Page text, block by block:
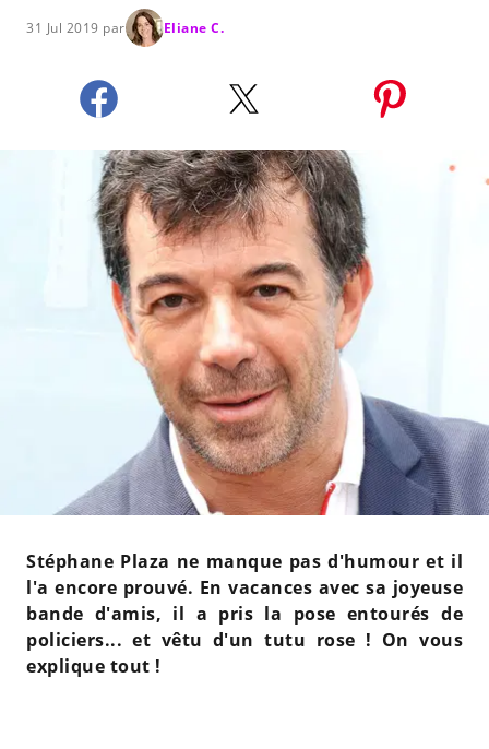
31 Jul 2019 par Eliane C.
Stéphane Plaza ne manque pas d'humour et il
l'a encore prouvé. En vacances avec sa joyeuse
bande d'amis, il a pris la pose entourés de
policiers... et vêtu d'un tutu rose ! On vous
explique tout !